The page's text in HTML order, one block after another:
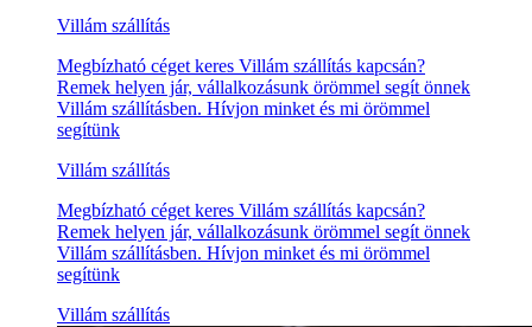
Villám szállítás
Megbízható céget keres Villám szállítás kapcsán?
Remek helyen jár, vállalkozásunk örömmel segít önnek
Villám szállításben. Hívjon minket és mi örömmel
segítünk
Villám szállítás
Megbízható céget keres Villám szállítás kapcsán?
Remek helyen jár, vállalkozásunk örömmel segít önnek
Villám szállításben. Hívjon minket és mi örömmel
segítünk
Villám szállítás